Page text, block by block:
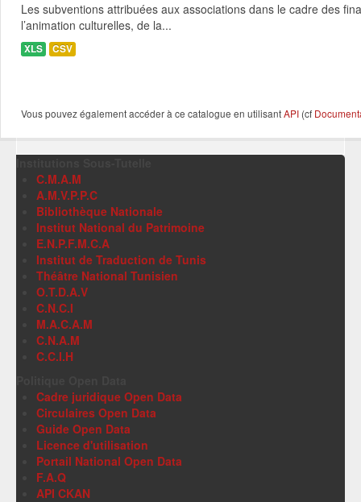
Les subventions attribuées aux associations dans le cadre des
l’animation culturelles, de la...
XLS CSV
Vous pouvez également accéder à ce catalogue en utilisantAPI (cf
C.M.A.M
A.M.V.P.P.C
Bibliothèque Nationale
Institut National du Patrimoine
E.N.P.F.M.C.A
Institut de Traduction de Tunis
Théâtre National Tunisien
O.T.D.A.V
C.N.C.I
M.A.C.A.M
C.N.A.M
C.C.I.H
Cadre juridique Open Data
Circulaires Open Data
Guide Open Data
Licence d'utilisation
Portail National Open Data
F.A.Q
API CKAN